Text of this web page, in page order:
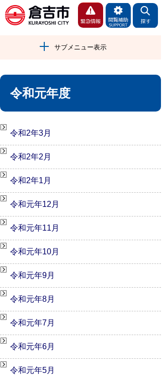
サブメニュー表示
令和元年度
令和2年3月
令和2年2月
令和2年1月
令和元年12月
令和元年11月
令和元年10月
令和元年9月
令和元年8月
令和元年7月
令和元年6月
令和元年5月